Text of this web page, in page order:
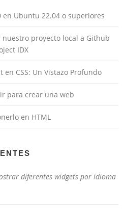
en Ubuntu 22.04 o superiores
proyecto local a Github
IDX
CSS: Un Vistazo Profundo
para crear una web
en HTML
diferentes widgets por idioma